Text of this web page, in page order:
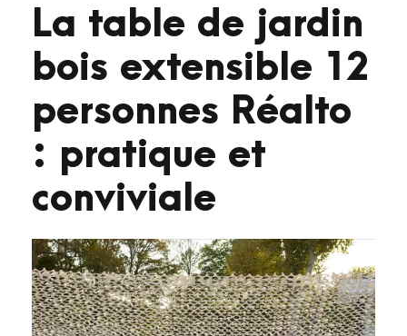
La table de jardin
bois extensible 12
personnes Réalto
: pratique et
conviviale